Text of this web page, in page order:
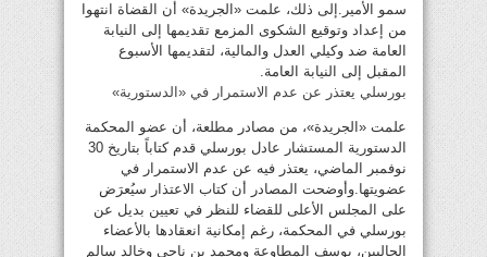
سمو الأمير.إلى ذلك، علمت «الجريدة» أن القضاة انتهوا
من إعداد وتوقيع الشكوى المزمع تقديمها إلى النيابة
العامة ضد وكيلي العدل والمالية، لتقديمها الأسبوع
المقبل إلى النيابة العامة.
بورسلي يعتذر عن عدم الاستمرار في «الدستورية»
علمت «الجريدة»، من مصادر مطلعة، أن عضو المحكمة
الدستورية المستشار عادل بورسلي قدم كتاباً بتاريخ 30
نوفمبر الماضي، يعتذر فيه عن عدم الاستمرار في
عضويتها.وأوضحت المصادر أن كتاب الاعتذار سيُعرَض
على المجلس الأعلى للقضاء للنظر في تعيين بديل عن
بورسلي في المحكمة، رغم إمكانية انعقادها بالأعضاء
الحاليين، يوسف المطاوعة ومحمد بن ناجي وخالد سالم